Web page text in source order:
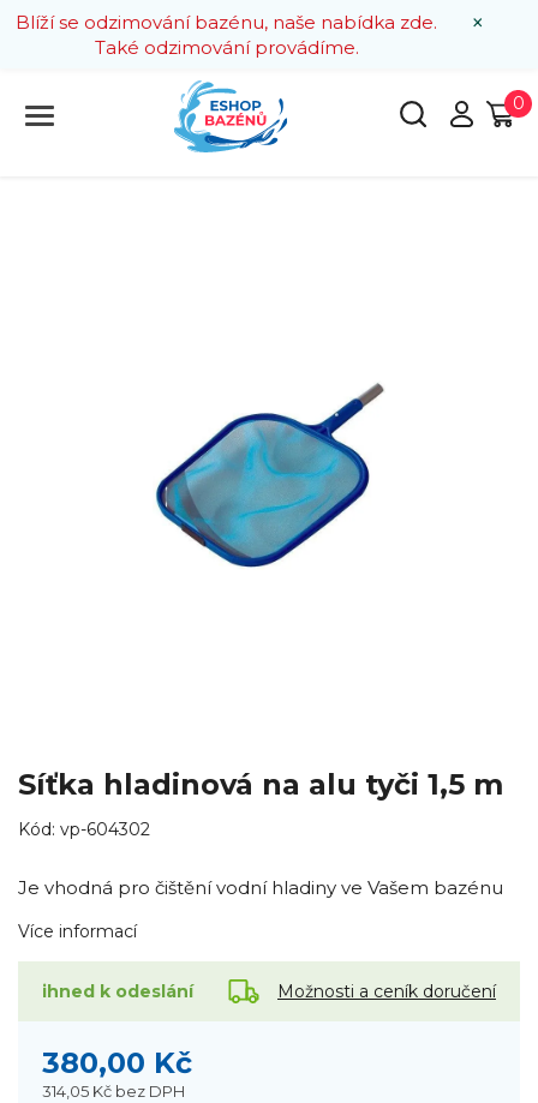
×
Blíží se odzimování bazénu, naše nabídka zde.
Také odzimování provádíme.
0
Síťka hladinová na alu tyči 1,5 m
Kód: vp-604302
Je vhodná pro čištění vodní hladiny ve Vašem bazénu
Více informací
ihned k odeslání Možnosti a ceník doručení
380,00 Kč
314,05 Kč bez DPH